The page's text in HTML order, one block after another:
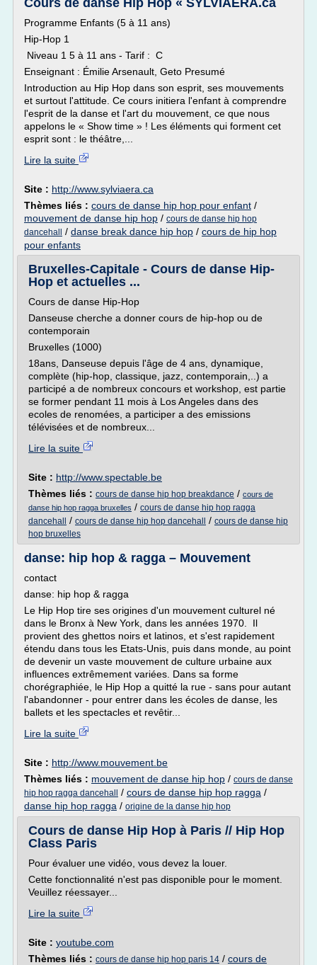
Cours de danse Hip Hop « SYLVIAERA.ca
Programme Enfants (5 à 11 ans)
Hip-Hop 1
Niveau 1 5 à 11 ans - Tarif : C
Enseignant : Émilie Arsenault, Geto Presumé
Introduction au Hip Hop dans son esprit, ses mouvements
et surtout l'attitude. Ce cours initiera l'enfant à comprendre
l'esprit de la danse et l'art du mouvement, ce que nous
appelons le « Show time » ! Les éléments qui forment cet
esprit sont : le théâtre,...
Lire la suite
Site : http://www.sylviaera.ca
Thèmes liés : cours de danse hip hop pour enfant /
mouvement de danse hip hop / cours de danse hip hop
dancehall
/ danse break dance hip hop / cours de hip hop
pour enfants
Bruxelles-Capitale - Cours de danse Hip-
Hop et actuelles ...
Cours de danse Hip-Hop
Danseuse cherche a donner cours de hip-hop ou de
contemporain
Bruxelles (1000)
18ans, Danseuse depuis l'âge de 4 ans, dynamique,
complète (hip-hop, classique, jazz, contemporain,..) a
participé a de nombreux concours et workshop, est partie
se former pendant 11 mois à Los Angeles dans des
ecoles de renomées, a participer a des emissions
télévisées et de nombreux...
Lire la suite
Site : http://www.spectable.be
Thèmes liés : cours de danse hip hop breakdance / cours de
danse hip hop ragga bruxelles / cours de danse hip hop ragga
dancehall
/ cours de danse hip hop dancehall / cours de danse hip
hop bruxelles
danse: hip hop & ragga – Mouvement
contact
danse: hip hop & ragga
Le Hip Hop tire ses origines d'un mouvement culturel né
dans le Bronx à New York, dans les années 1970. Il
provient des ghettos noirs et latinos, et s'est rapidement
étendu dans tous les Etats-Unis, puis dans monde, au point
de devenir un vaste mouvement de culture urbaine aux
influences extrêmement variées. Dans sa forme
chorégraphiée, le Hip Hop a quitté la rue - sans pour autant
l'abandonner - pour entrer dans les écoles de danse, les
ballets et les spectacles et revêtir...
Lire la suite
Site : http://www.mouvement.be
Thèmes liés : mouvement de danse hip hop / cours de danse
hip hop ragga dancehall
/ cours de danse hip hop ragga /
danse hip hop ragga / origine de la danse hip hop
Cours de danse Hip Hop à Paris // Hip Hop
Class Paris
Pour évaluer une vidéo, vous devez la louer.
Cette fonctionnalité n'est pas disponible pour le moment.
Veuillez réessayer...
Lire la suite
Site : youtube.com
Thèmes liés : cours de danse hip hop paris 14 / cours de